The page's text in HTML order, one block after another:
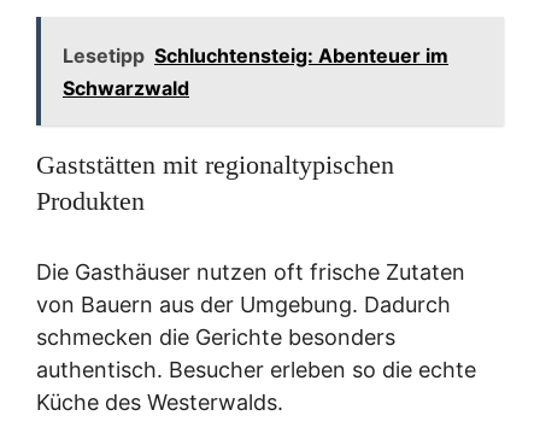
Lesetipp Schluchtensteig: Abenteuer im
Schwarzwald
Gaststätten mit regionaltypischen
Produkten
Die Gasthäuser nutzen oft frische Zutaten
von Bauern aus der Umgebung. Dadurch
schmecken die Gerichte besonders
authentisch. Besucher erleben so die echte
Küche des Westerwalds.